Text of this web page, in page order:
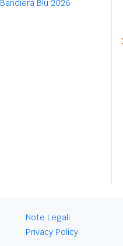
Bandiera Blu 2026
Note Legali
Privacy Policy